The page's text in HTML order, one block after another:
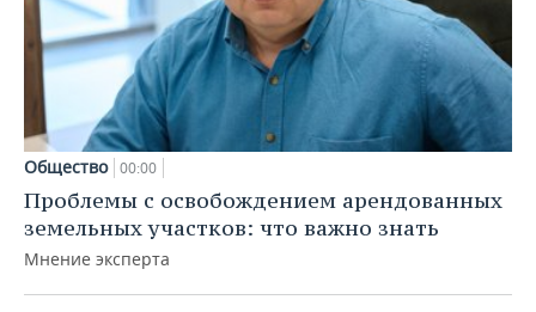
Общество 00:00
Проблемы с освобождением арендованных
земельных участков: что важно знать
Мнение эксперта